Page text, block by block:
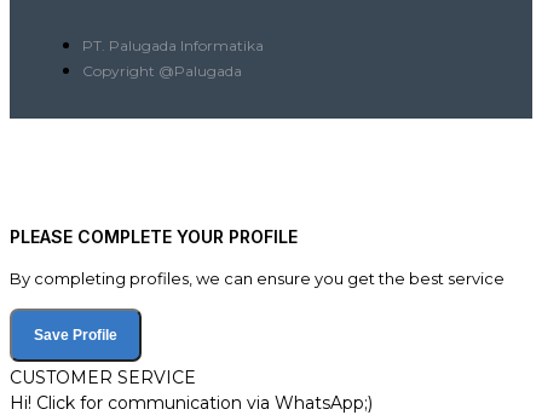
PT. Palugada Informatika
Copyright @Palugada
PLEASE COMPLETE YOUR PROFILE
By completing profiles, we can ensure you get the best service
Save Profile
CUSTOMER SERVICE
Hi! Click for communication via WhatsApp;)